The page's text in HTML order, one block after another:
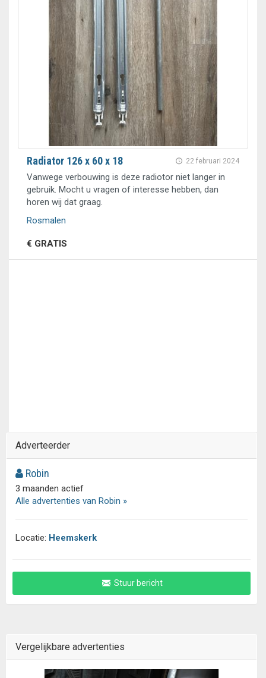
22 februari 2024
Radiator 126 x 60 x 18
Vanwege verbouwing is deze radiotor niet langer in
gebruik. Mocht u vragen of interesse hebben, dan
horen wij dat graag.
Rosmalen
€ GRATIS
Adverteerder
Robin
3 maanden actief
Alle advertenties van Robin »
Locatie: Heemskerk
Stuur bericht
Vergelijkbare advertenties